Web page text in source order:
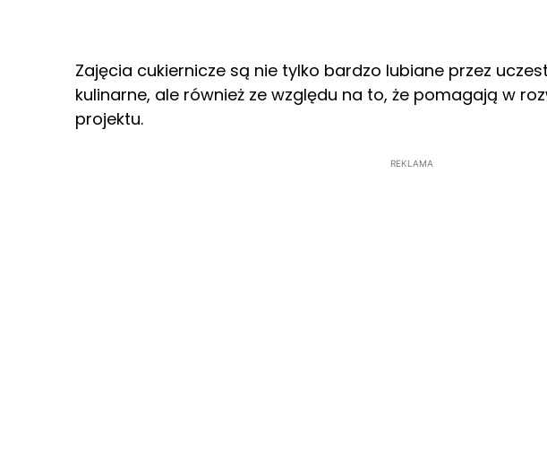
Zajęcia cukiernicze są nie tylko bardzo lubiane przez
kulinarne, ale również ze względu na to, że pomagają w
projektu.
REKLAMA